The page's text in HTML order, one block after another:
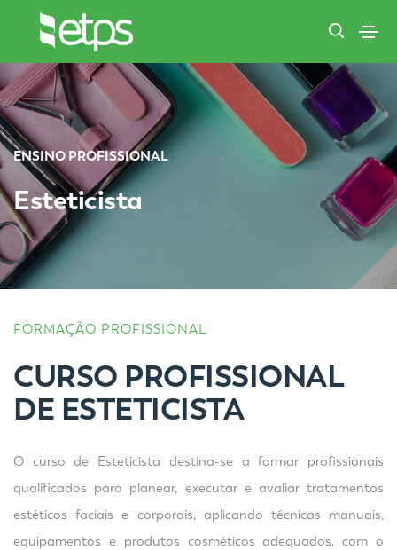
ENSINO PROFISSIONAL
Esteticista
FORMAÇÃO PROFISSIONAL
CURSO PROFISSIONAL
DE ESTETICISTA
O curso de Esteticista destina-se a formar profissionais
qualificados para planear, executar e avaliar tratamentos
estéticos faciais e corporais, aplicando técnicas manuais,
equipamentos e produtos cosméticos adequados, com o